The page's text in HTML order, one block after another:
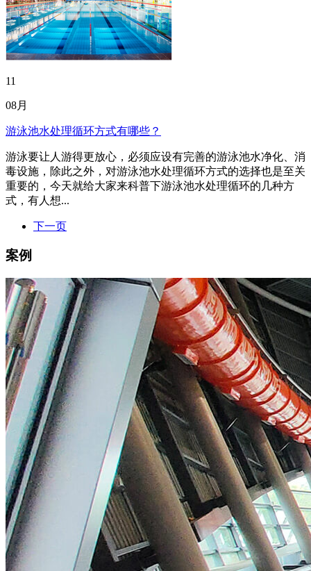
11
08月
游泳池水处理循环方式有哪些？
游泳要让人游得更放心，必须应设有完善的游泳池水净化、消
毒设施，除此之外，对游泳池水处理循环方式的选择也是至关
重要的，今天就给大家来科普下游泳池水处理循环的几种方
式，有人想...
下一页
案例